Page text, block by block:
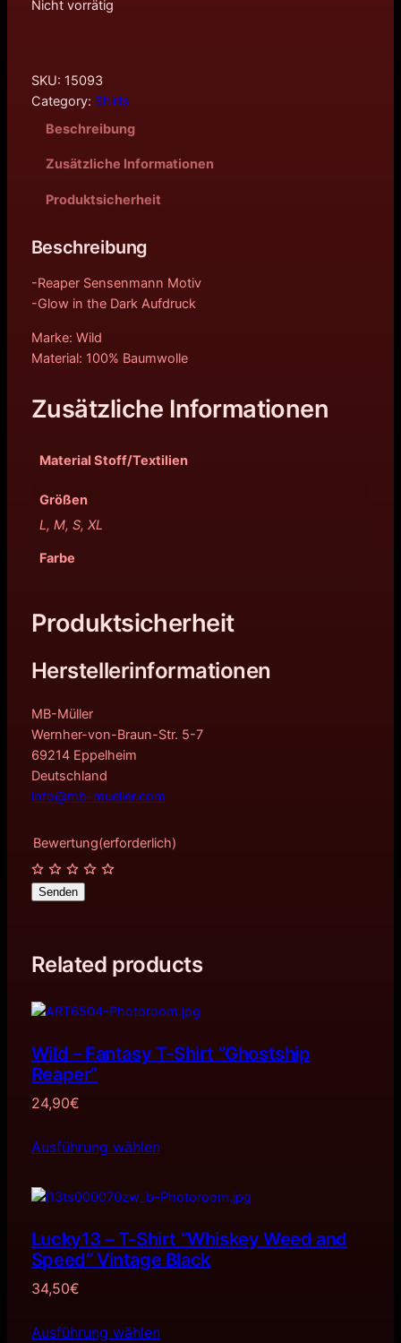
Nicht vorrätig
SKU: 15093
Category: Shirts
Beschreibung
Zusätzliche Informationen
Produktsicherheit
Beschreibung
-Reaper Sensenmann Motiv
-Glow in the Dark Aufdruck
Marke: Wild
Material: 100% Baumwolle
Zusätzliche Informationen
Material Stoff/Textilien
Größen
L, M, S, XL
Farbe
Produktsicherheit
Herstellerinformationen
MB-Müller
Wernher-von-Braun-Str. 5-7
69214 Eppelheim
Deutschland
info@mb-mueller.com
Bewertung(erforderlich)
Senden
Related products
Wild – Fantasy T-Shirt ”Ghostship
Reaper”
24,90€
Ausführung wählen
Lucky13 – T-Shirt ”Whiskey Weed and
Speed” Vintage Black
34,50€
Ausführung wählen